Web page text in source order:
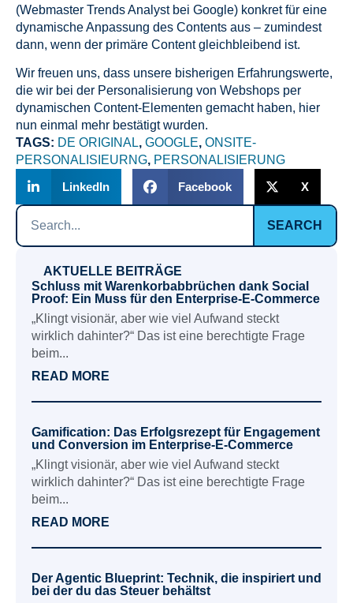
(Webmaster Trends Analyst bei Google) konkret für eine
dynamische Anpassung des Contents aus – zumindest
dann, wenn der primäre Content gleichbleibend ist.
Wir freuen uns, dass unsere bisherigen Erfahrungswerte,
die wir bei der Personalisierung von Webshops per
dynamischen Content-Elementen gemacht haben, hier
nun einmal mehr bestätigt wurden.
TAGS: DE ORIGINAL, GOOGLE, ONSITE-
PERSONALISIEURNG, PERSONALISIERUNG
LinkedIn
Facebook X
SEARCH
AKTUELLE BEITRÄGE
Schluss mit Warenkorbabbrüchen dank Social
Proof: Ein Muss für den Enterprise-E-Commerce
„Klingt visionär, aber wie viel Aufwand steckt
wirklich dahinter?“ Das ist eine berechtigte Frage
beim...
READ MORE
Gamification: Das Erfolgsrezept für Engagement
und Conversion im Enterprise-E-Commerce
„Klingt visionär, aber wie viel Aufwand steckt
wirklich dahinter?“ Das ist eine berechtigte Frage
beim...
READ MORE
Der Agentic Blueprint: Technik, die inspiriert und
bei der du das Steuer behältst